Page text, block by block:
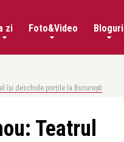
zi Foto&Video Bloguri
își deschide porțile la București
Teatrul